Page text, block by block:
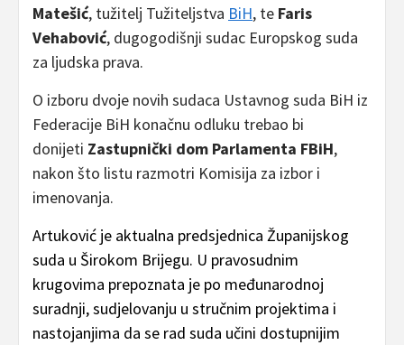
Matešić, tužitelj Tužiteljstva BiH, te Faris
Vehabović, dugogodišnji sudac Europskog suda
za ljudska prava.
O izboru dvoje novih sudaca Ustavnog suda BiH iz
Federacije BiH konačnu odluku trebao bi
donijeti Zastupnički dom Parlamenta FBiH,
nakon što listu razmotri Komisija za izbor i
imenovanja.
Artuković je aktualna predsjednica Županijskog
suda u Širokom Brijegu. U pravosudnim
krugovima prepoznata je po međunarodnoj
suradnji, sudjelovanju u stručnim projektima i
nastojanjima da se rad suda učini dostupnijim